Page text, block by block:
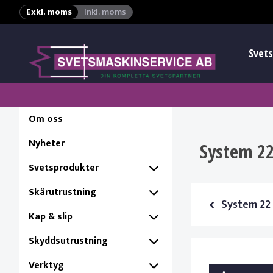
Exkl. moms Inkl. moms
Om oss
Nyheter
Svetsprodukter
Skärutrustning
Kap & slip
Skyddsutrustning
Verktyg
System
System